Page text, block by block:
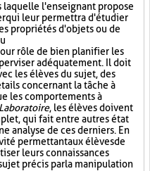
laquelle l'enseignant propose
qui leur permettra d'étudier
propriétés d'objets ou de
rôle de bien planifier les
adéquatement. Il doit
les élèves du sujet, des
concernant la tâche à
les comportements à
Laboratoire, les élèves doivent
qui fait entre autres état
analyse de ces derniers. En
permettant aux élèves de
leurs connaissances
précis par la manipulation